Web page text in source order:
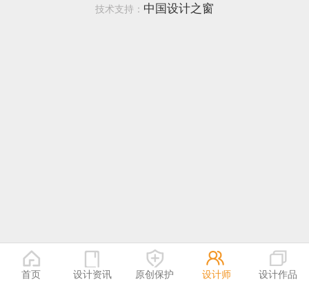
技术支持： 中国设计之窗
首页 设计资讯 原创保护 设计师 设计作品